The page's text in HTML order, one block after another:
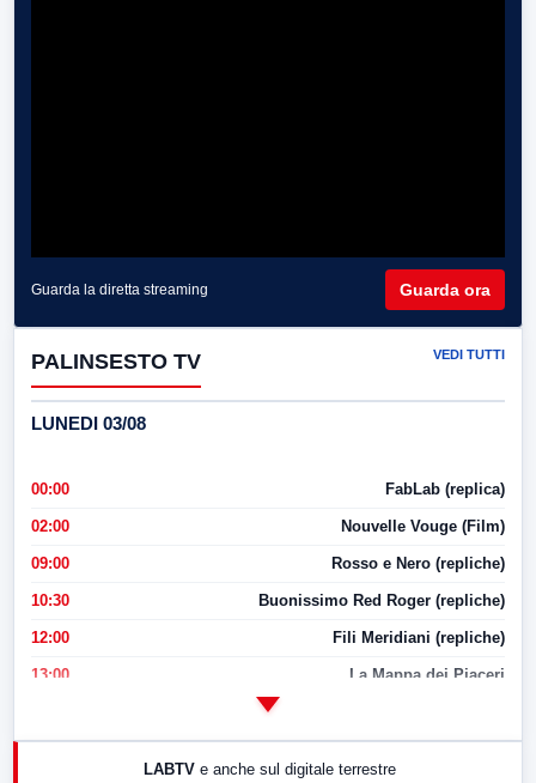
Guarda la diretta streaming Guarda ora
PALINSESTO TV VEDI TUTTI
LUNEDI 03/08
00:00 FabLab (replica)
02:00 Nouvelle Vouge (Film)
09:00 Rosso e Nero (repliche)
10:30 Buonissimo Red Roger (repliche)
12:00 Fili Meridiani (repliche)
13:00 La Mappa dei Piaceri
17:00 LabNews (replica)
LABTV e anche sul digitale terrestre